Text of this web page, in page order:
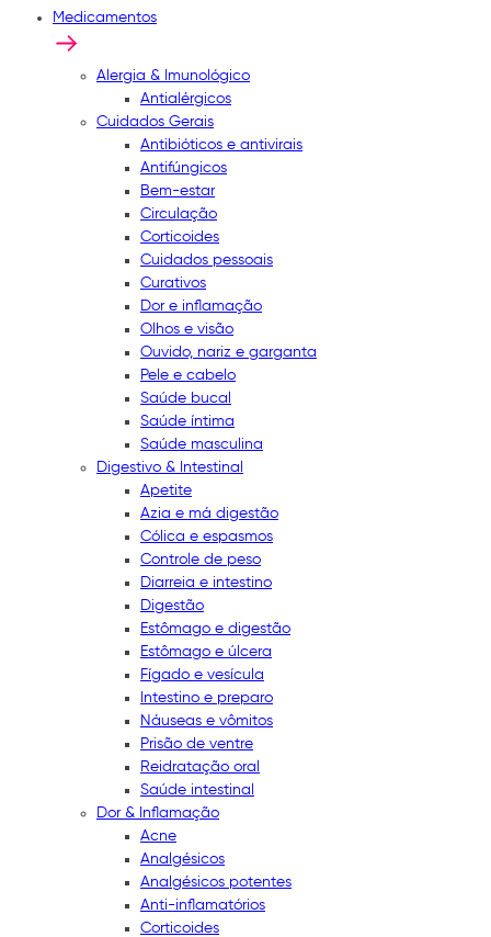
Medicamentos
Alergia & Imunológico
Antialérgicos
Cuidados Gerais
Antibióticos e antivirais
Antifúngicos
Bem-estar
Circulação
Corticoides
Cuidados pessoais
Curativos
Dor e inflamação
Olhos e visão
Ouvido, nariz e garganta
Pele e cabelo
Saúde bucal
Saúde íntima
Saúde masculina
Digestivo & Intestinal
Apetite
Azia e má digestão
Cólica e espasmos
Controle de peso
Diarreia e intestino
Digestão
Estômago e digestão
Estômago e úlcera
Fígado e vesícula
Intestino e preparo
Náuseas e vômitos
Prisão de ventre
Reidratação oral
Saúde intestinal
Dor & Inflamação
Acne
Analgésicos
Analgésicos potentes
Anti-inflamatórios
Corticoides